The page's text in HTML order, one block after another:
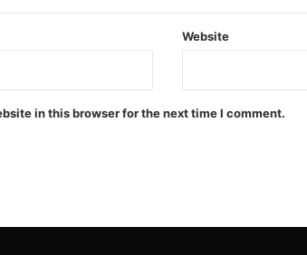
Website
in this browser for the next time I comment.